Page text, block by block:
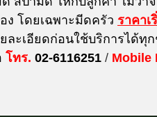
ง โดยเฉพาะมีดครัว ราคาเ
ะเอียดก่อนใช้บริการได้ทุ
โทร. 02-6116251 / Mobile